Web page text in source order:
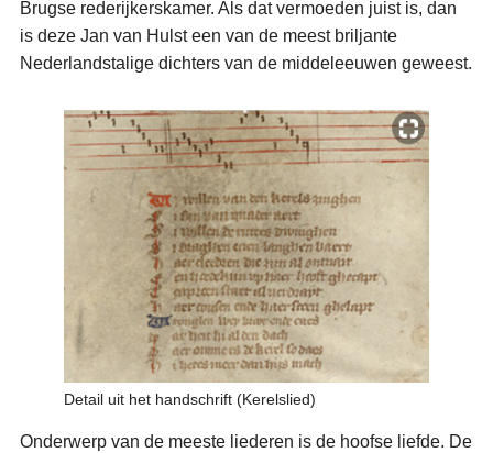
Brugse rederijkerskamer. Als dat vermoeden juist is, dan
is deze Jan van Hulst een van de meest briljante
Nederlandstalige dichters van de middeleeuwen geweest.
Detail uit het handschrift (Kerelslied)
Onderwerp van de meeste liederen is de hoofse liefde. De